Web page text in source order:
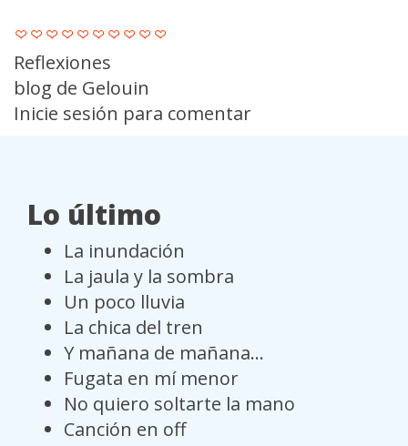
Reflexiones
blog de Gelouin
Inicie sesión para comentar
Lo último
La inundación
La jaula y la sombra
Un poco lluvia
La chica del tren
Y mañana de mañana...
Fugata en mí menor
No quiero soltarte la mano
Canción en off